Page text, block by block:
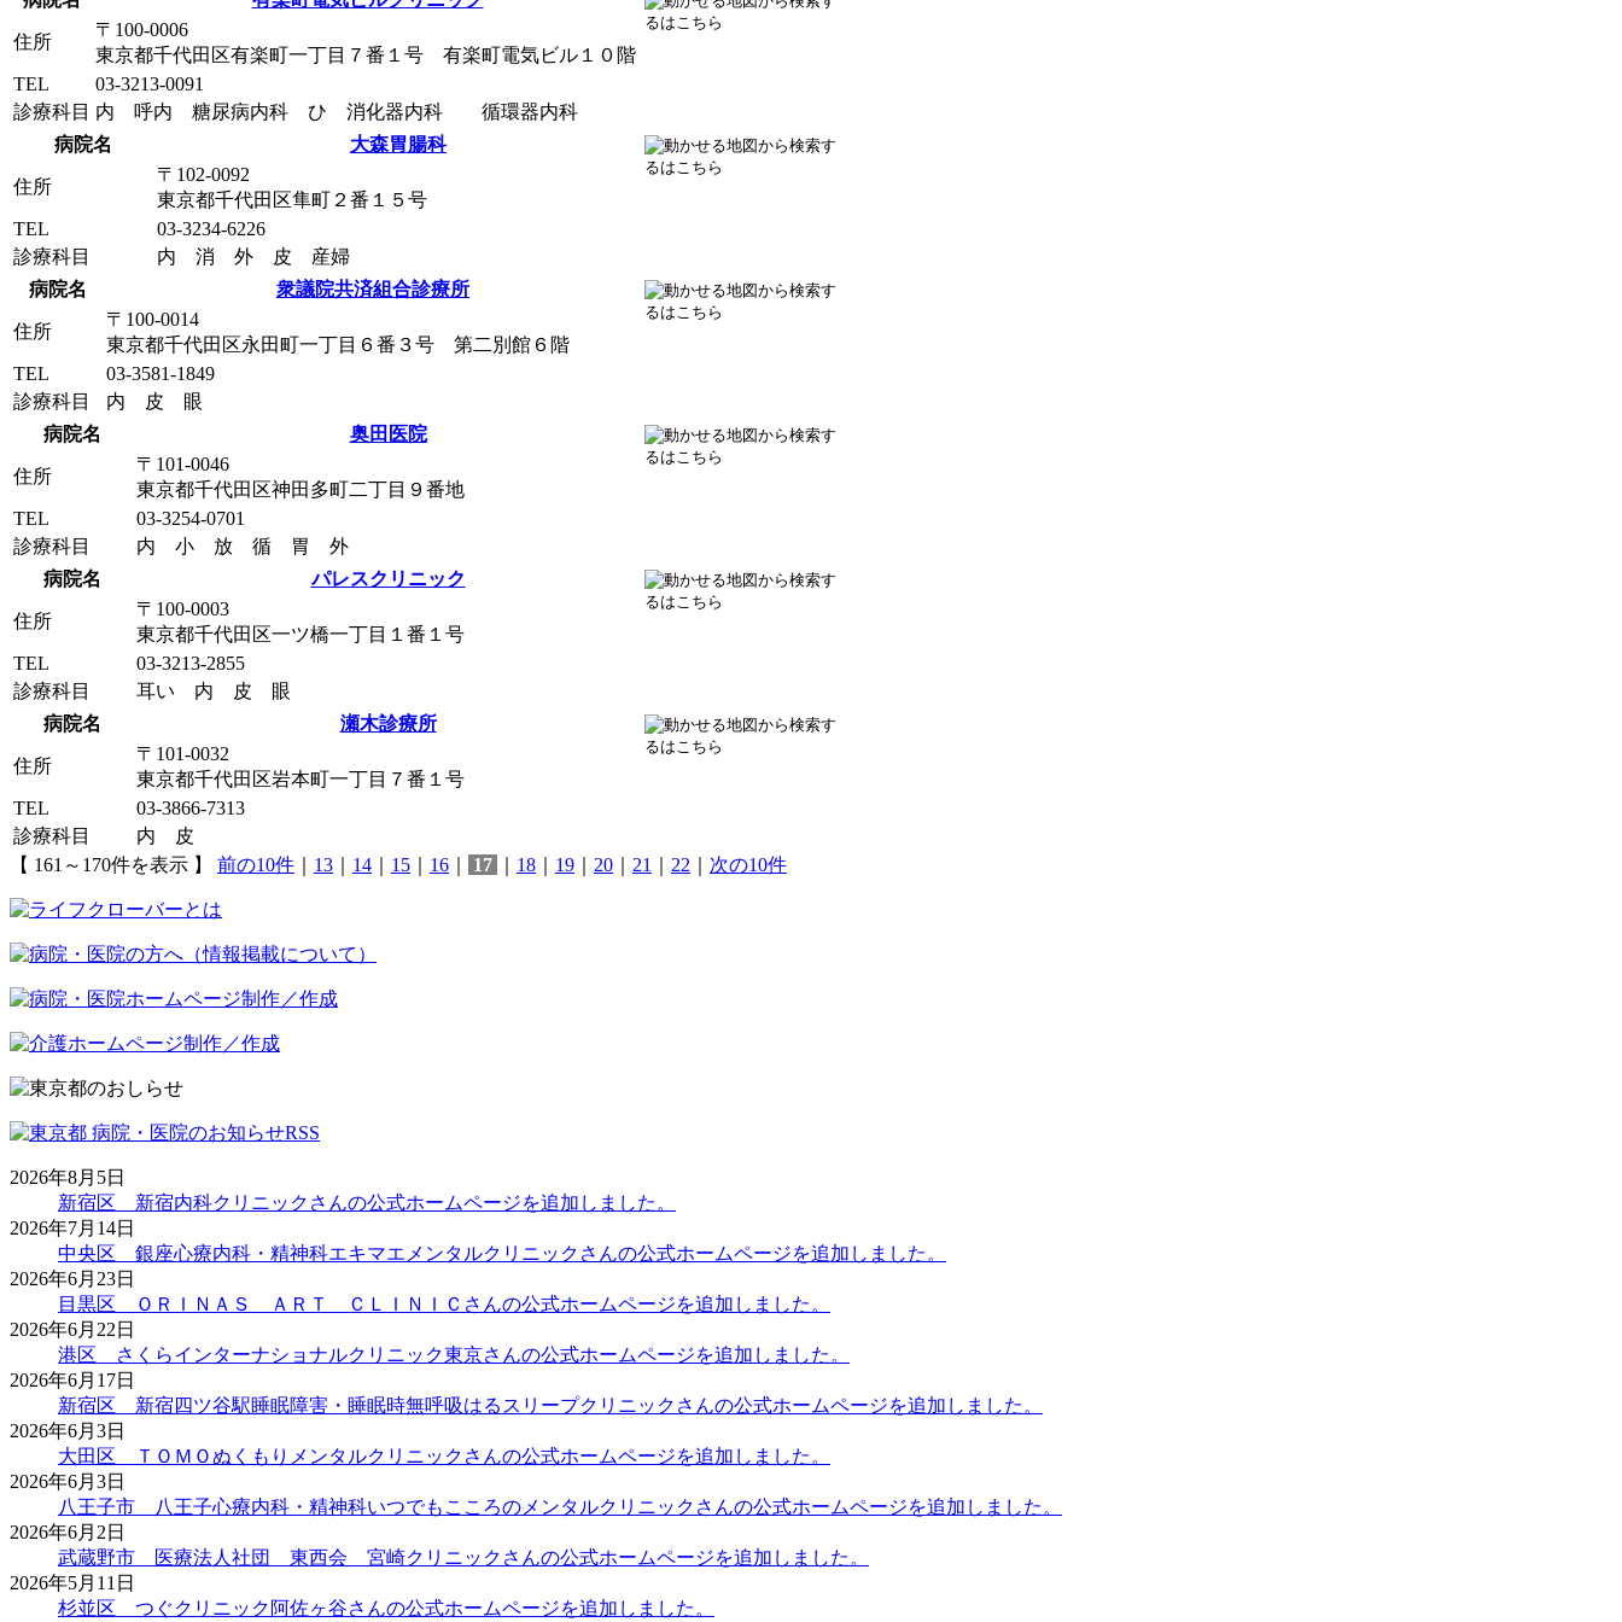
住所
〒100-0006
東京都千代田区有楽町一丁目７番１号 有楽町電気ビル１０階
TEL
03-3213-0091
診療科目 内 呼内 糖尿病内科 ひ 消化器内科 循環器内科
病院名
大森胃腸科
住所
〒102-0092
東京都千代田区隼町２番１５号
TEL
03-3234-6226
診療科目
内 消 外 皮 産婦
病院名
衆議院共済組合診療所
住所
〒100-0014
東京都千代田区永田町一丁目６番３号 第二別館６階
TEL
03-3581-1849
診療科目
内 皮 眼
病院名
奥田医院
住所
〒101-0046
東京都千代田区神田多町二丁目９番地
TEL
03-3254-0701
診療科目
内 小 放 循 胃 外
病院名
パレスクリニック
住所
〒100-0003
東京都千代田区一ツ橋一丁目１番１号
TEL
03-3213-2855
診療科目
耳い 内 皮 眼
病院名
瀬木診療所
住所
〒101-0032
東京都千代田区岩本町一丁目７番１号
TEL
03-3866-7313
診療科目
内 皮
【 161～170件を表示 】 前の10件 13 14 15 16 17 18 19 20 21 22 次の10件
2026年8月5日
新宿区 新宿内科クリニックさんの公式ホームページを追加しました。
2026年7月14日
中央区 銀座心療内科・精神科エキマエメンタルクリニックさんの公式ホームページを追加しました。
2026年6月23日
目黒区 ＯＲＩＮＡＳ ＡＲＴ ＣＬＩＮＩＣさんの公式ホームページを追加しました。
2026年6月22日
港区 さくらインターナショナルクリニック東京さんの公式ホームページを追加しました。
2026年6月17日
新宿区 新宿四ツ谷駅睡眠障害・睡眠時無呼吸はるスリープクリニックさんの公式ホームページを追加しました。
2026年6月3日
大田区 ＴＯＭＯぬくもりメンタルクリニックさんの公式ホームページを追加しました。
2026年6月3日
八王子市 八王子心療内科・精神科いつでもこころのメンタルクリニックさんの公式ホームページを追加しました。
2026年6月2日
武蔵野市 医療法人社団 東西会 宮崎クリニックさんの公式ホームページを追加しました。
2026年5月11日
杉並区 つぐクリニック阿佐ヶ谷さんの公式ホームページを追加しました。